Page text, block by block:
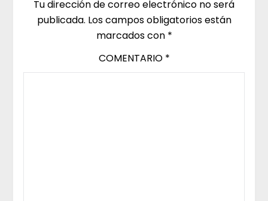
Tu dirección de correo electrónico no será
publicada. Los campos obligatorios están
marcados con *
COMENTARIO *